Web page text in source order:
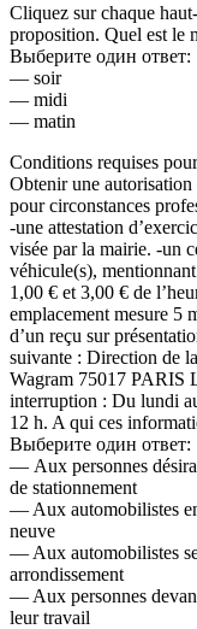
Cliquez sur chaque
proposition. Quel est le
Выберите один ответ:
— soir
— midi
— matin
Conditions requises
Obtenir une autorisation
pour circonstances
-une attestation
visée par la mairie. -un
véhicule(s),
1,00 € et 3,00 € de
emplacement mesure 5
d’un reçu sur
suivante : Direction de
Wagram 75017 PARIS
interruption : Du lundi
12 h. A qui ces
Выберите один ответ:
— Aux personnes
de stationnement
— Aux automobilistes
neuve
— Aux automobilistes
arrondissement
— Aux personnes
leur travail